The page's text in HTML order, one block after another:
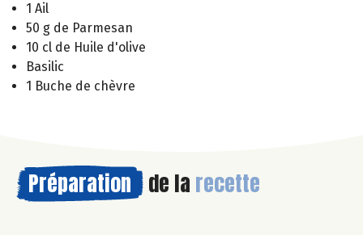
1 Ail
50 g de Parmesan
10 cl de Huile d'olive
Basilic
1 Buche de chèvre
Préparation de la recette